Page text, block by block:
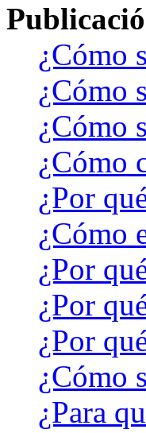
¿Cómo
¿Cómo
¿Cómo
¿Cómo
¿Por
¿Cómo
¿Por
¿Por
¿Por
¿Cómo
¿Para